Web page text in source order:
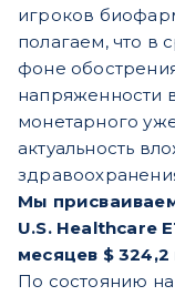
игроков
полагаем, что в
фоне
напряженности
монетарного
актуальность
Мы
U.S. Healthcare
месяцев $
По состоянию на